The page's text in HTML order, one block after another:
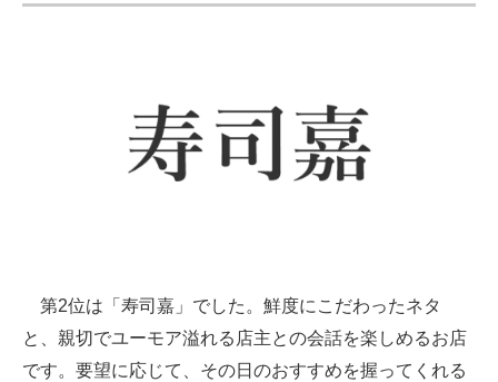
第2位は「寿司嘉」でした。鮮度にこだわったネタ
と、親切でユーモア溢れる店主との会話を楽しめるお店
です。要望に応じて、その日のおすすめを握ってくれる